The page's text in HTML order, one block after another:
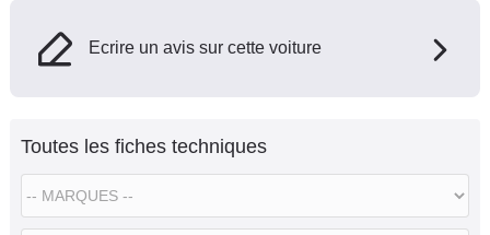
Ecrire un avis sur cette voiture
Toutes les fiches techniques